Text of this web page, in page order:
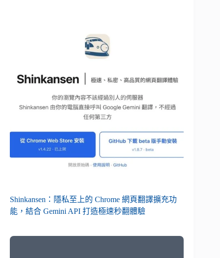
Shinkansen：隱私至上的 Chrome 網頁翻譯擴充功
能，結合 Gemini API 打造極速秒翻體驗